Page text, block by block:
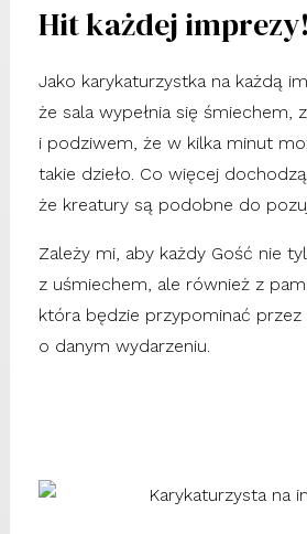
Hit każdej imprezy!
Jako karykaturzystka na każdą
że sala wypełnia się śmiechem,
i podziwem, że w kilka minut
takie dzieło. Co więcej
że kreatury są podobne do
Zależy mi, aby każdy Gość nie
z uśmiechem, ale również z
która będzie przypominać przez
o danym wydarzeniu.